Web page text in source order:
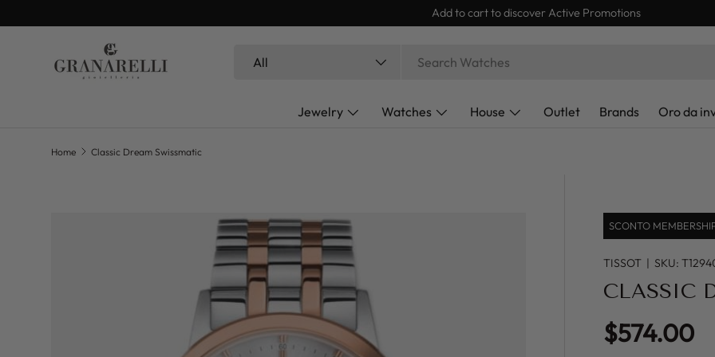
SKIP TO CONTENT
Add to cart to discover Active Promotions
All
Jewelry Watches House Outlet Brands Oro da
Home Classic Dream Swissmatic
SKIP TO PRODUCT INFORMATION
SCONTO
TISSOT | SKU:
CLASSIC
Regular
$574.00